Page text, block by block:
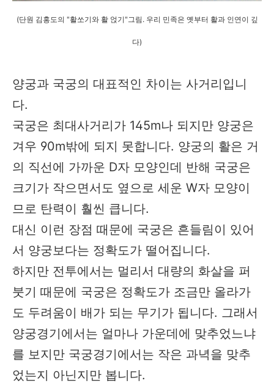
(단원 김홍도의 "활쏘기와 활 얹기"그림. 우리 민족은 옛부터 활과 인연이 깊
다)
양궁과 국궁의 대표적인 차이는 사거리입니
다.
국궁은 최대사거리가 145m나 되지만 양궁은
겨우 90m밖에 되지 못합니다. 양궁의 활은 거
의 직선에 가까운 D자 모양인데 반해 국궁은
크기가 작으면서도 옆으로 세운 W자 모양이
므로 탄력이 훨씬 큽니다.
대신 이런 장점 때문에 국궁은 흔들림이 있어
서 양궁보다는 정확도가 떨어집니다.
하지만 전투에서는 멀리서 대량의 화살을 퍼
붓기 때문에 국궁은 정확도가 조금만 올라가
도 두려움이 배가 되는 무기가 됩니다. 그래서
양궁경기에서는 얼마나 가운데에 맞추었느냐
를 보지만 국궁경기에서는 작은 과녁을 맞추
었는지 아닌지만 봅니다.